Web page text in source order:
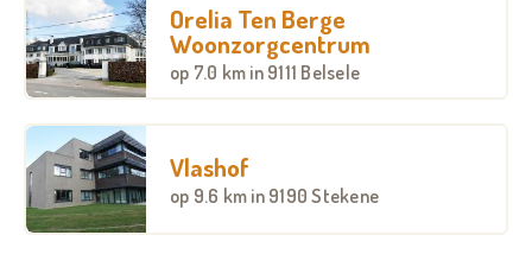
Orelia Ten Berge
Woonzorgcentrum
op 7.0 km in 9111 Belsele
Vlashof
op 9.6 km in 9190 Stekene